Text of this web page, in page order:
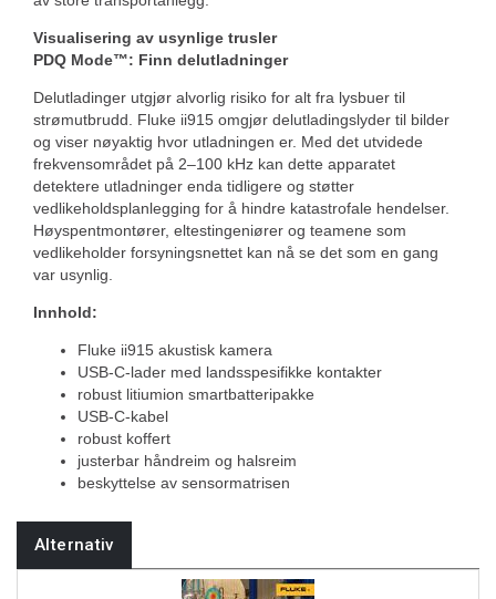
Visualisering av usynlige trusler
PDQ Mode™: Finn delutladninger
Delutladinger utgjør alvorlig risiko for alt fra lysbuer til
strømutbrudd. Fluke ii915 omgjør delutladingslyder til bilder
og viser nøyaktig hvor utladningen er. Med det utvidede
frekvensområdet på 2–100 kHz kan dette apparatet
detektere utladninger enda tidligere og støtter
vedlikeholdsplanlegging for å hindre katastrofale hendelser.
Høyspentmontører, eltestingeniører og teamene som
vedlikeholder forsyningsnettet kan nå se det som en gang
var usynlig.
Innhold:
Fluke ii915 akustisk kamera
USB-C-lader med landsspesifikke kontakter
robust litiumion smartbatteripakke
USB-C-kabel
robust koffert
justerbar håndreim og halsreim
beskyttelse av sensormatrisen
Alternativ